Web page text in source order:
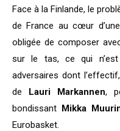
Face à la Finlande, le
de France au cœur
obligée de composer
sur le tas, ce qui
adversaires dont
de Lauri Markannen,
bondissant Mikka
Eurobasket.